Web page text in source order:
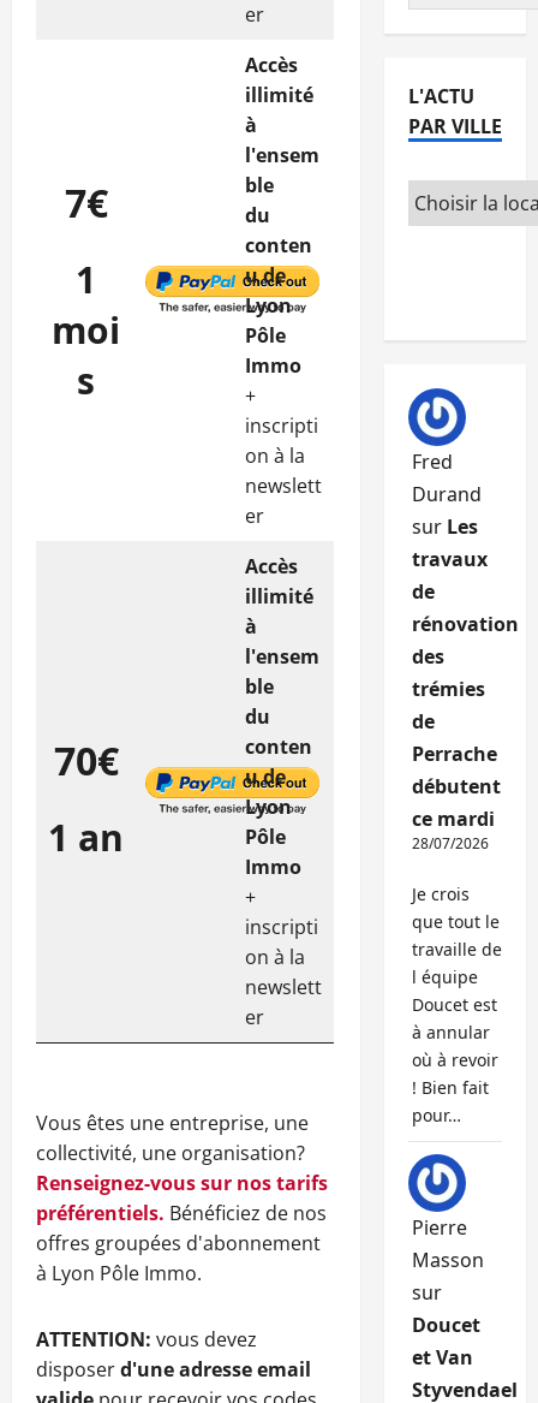
er
7€
1
moi
s
Accès
illimité
à
l'ensem
ble
du
conten
u de
Lyon
Pôle
Immo
+
inscripti
on à la
newslett
er
70€
1 an
Accès
illimité
à
l'ensem
ble
du
conten
u de
Lyon
Pôle
Immo
+
inscripti
on à la
newslett
er
Vous êtes une entreprise, une
collectivité, une organisation?
Renseignez-vous sur nos tarifs
préférentiels. Bénéficiez de nos
offres groupées d'abonnement
à Lyon Pôle Immo.
ATTENTION: vous devez
disposerd'une adresse email
L'ACTU
PAR VILLE
Fred
Durand
sur Les
travaux
de
rénovation
des
trémies
de
Perrache
débutent
ce mardi
28/07/2026
Je crois
que tout le
travaille de
l équipe
Doucet est
à annular
où à revoir
! Bien fait
pour…
Pierre
Masson
sur
Doucet
et Van
Styvendael